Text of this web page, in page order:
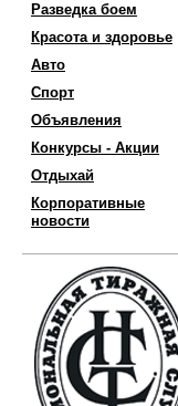
Разведка боем
Красота и здоровье
Авто
Спорт
Объявления
Конкурсы - Акции
Отдыхай
Корпоративные
новости